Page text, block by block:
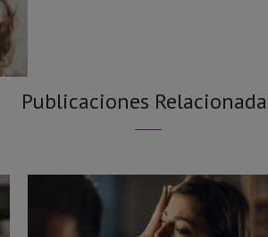
Publicaciones